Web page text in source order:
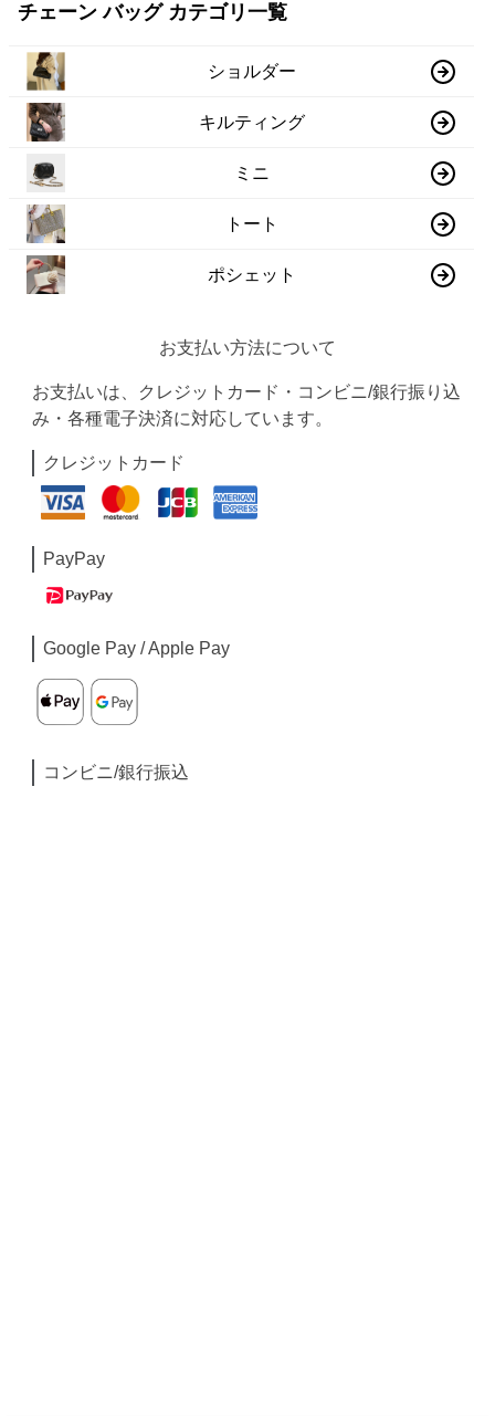
チェーン バッグ カテゴリ一覧
ショルダー
キルティング
ミニ
トート
ポシェット
お支払い方法について
お支払いは、クレジットカード・コンビニ/銀行振り込
み・各種電子決済に対応しています。
クレジットカード
PayPay
Google Pay / Apple Pay
コンビニ/銀行振込